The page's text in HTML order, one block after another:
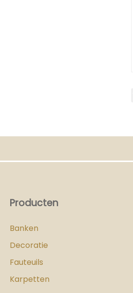
Producten
Banken
Decoratie
Fauteuils
Karpetten